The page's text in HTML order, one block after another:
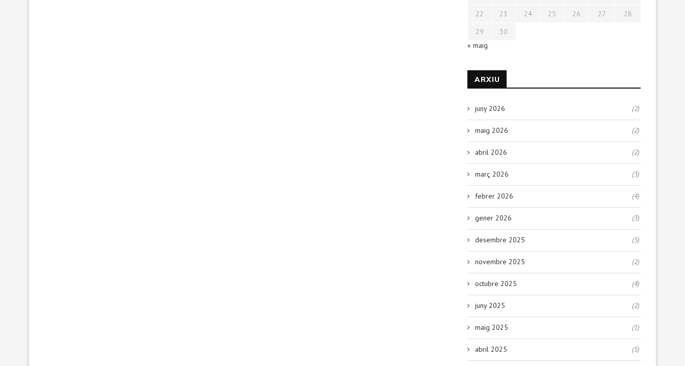
22
23 24 25 26 27
28
29
30
« maig
ARXIU
juny 2026 (2)
maig 2026 (2)
abril 2026 (2)
març 2026 (3)
febrer 2026 (4)
gener 2026 (3)
desembre 2025 (5)
novembre 2025 (2)
octubre 2025 (4)
juny 2025 (2)
maig 2025 (1)
abril 2025 (5)